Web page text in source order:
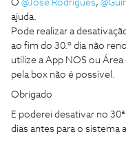
O @Jose Rodrigues,
ajuda.
Pode realizar a
ao fim do 30.º dia não
utilize a App NOS ou
pela box não é possível.
Obrigado
E poderei desativar no
dias antes para o sistema